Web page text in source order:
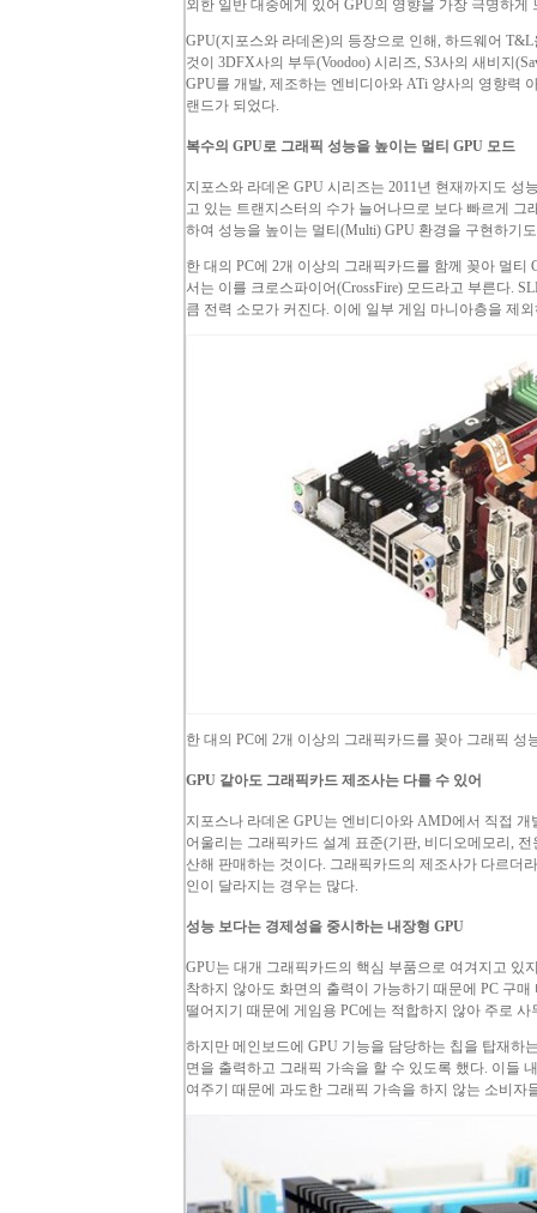
외한 일반 대중에게 있어 GPU의 영향을 가장 극명하게
GPU(지포스와 라데온)의 등장으로 인해, 하드웨어
것이 3DFX사의 부두(Voodoo) 시리즈, S3사의 새비지(
GPU를 개발, 제조하는 엔비디아와 ATi 양사의 영향력
랜드가 되었다.
복수의 GPU로 그래픽 성능을 높이는 멀티 GPU 모드
지포스와 라데온 GPU 시리즈는 2011년 현재까지도 성
고 있는 트랜지스터의 수가 늘어나므로 보다 빠르게
하여 성능을 높이는 멀티(Multi) GPU 환경을 구현하기
한 대의 PC에 2개 이상의 그래픽카드를 함께 꽂아 멀티
서는 이를 크로스파이어(CrossFire) 모드라고 부른다.
큼 전력 소모가 커진다. 이에 일부 게임 마니아층을 제
한 대의 PC에 2개 이상의 그래픽카드를 꽂아 그래픽 성
GPU 같아도 그래픽카드 제조사는 다를 수 있어
지포스나 라데온 GPU는 엔비디아와 AMD에서 직접 개
어울리는 그래픽카드 설계 표준(기판, 비디오메모리,
산해 판매하는 것이다. 그래픽카드의 제조사가 다르더
인이 달라지는 경우는 많다.
성능 보다는 경제성을 중시하는 내장형 GPU
GPU는 대개 그래픽카드의 핵심 부품으로 여겨지고 있
착하지 않아도 화면의 출력이 가능하기 때문에 PC 구매
떨어지기 때문에 게임용 PC에는 적합하지 않아 주로
하지만 메인보드에 GPU 기능을 담당하는 칩을 탑재하
면을 출력하고 그래픽 가속을 할 수 있도록 했다. 이들
여주기 때문에 과도한 그래픽 가속을 하지 않는 소비자